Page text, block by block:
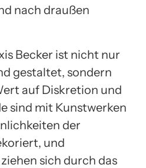
nach draußen
Becker ist nicht nur
gestaltet, sondern
auf Diskretion und
sind mit Kunstwerken
der
und
sich durch das